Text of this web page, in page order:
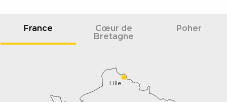
France
Cœur de
Bretagne
Poher
Lille